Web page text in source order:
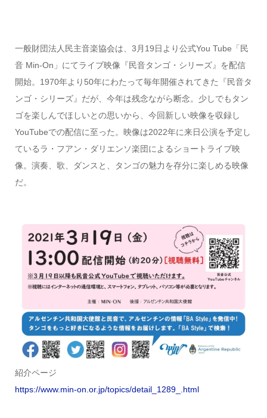
一般財団法人民主音楽協会は、3月19日より公式You Tube「民
音 Min-On」にてライブ映像『民音タンゴ・シリーズ』を配信
開始。1970年より50年にわたって毎年開催されてきた『民音タ
ンゴ・シリーズ』だが、今年は残念ながら断念。少しでもタン
ゴを楽しんでほしいとの思いから、今回新しい映像を収録し
YouTubeでの配信に至った。映像は2022年に来日公演を予定し
ているラ・フアン・ダリエンソ楽団によるショートライブ映
像。演奏、歌、ダンスと、タンゴの魅力を存分に楽しめる映像
だ。
紹介ページ
https://www.min-on.or.jp/topics/detail_1289_.html